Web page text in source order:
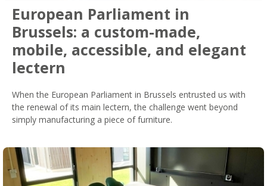
European Parliament in
Brussels: a custom-made,
mobile, accessible, and elegant
lectern
When the European Parliament in Brussels entrusted us with
the renewal of its main lectern, the challenge went beyond
simply manufacturing a piece of furniture.